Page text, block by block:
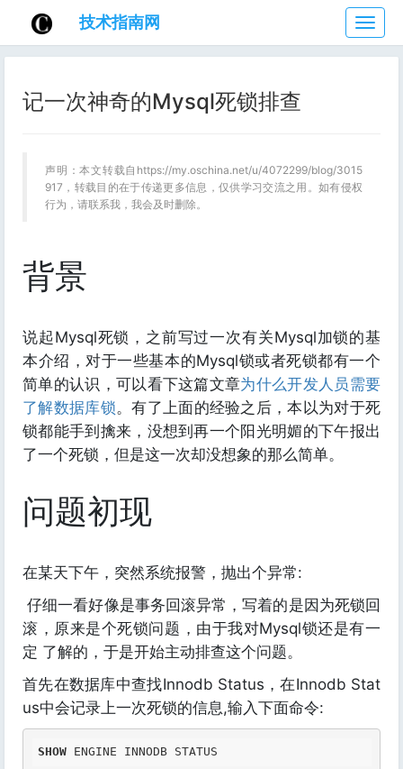
技
术
指
技术指南网
记一次神奇的Mysql死锁排查
声明：本文转载自https://my.oschina.net/u/4072299/blog/3015
917，转载目的在于传递更多信息，仅供学习交流之用。如有侵权
行为，请联系我，我会及时删除。
背景
说起Mysql死锁，之前写过一次有关Mysql加锁的基
本介绍，对于一些基本的Mysql锁或者死锁都有一个
简单的认识，可以看下这篇文章为什么开发人员需要
了解数据库锁。有了上面的经验之后，本以为对于死
锁都能手到擒来，没想到再一个阳光明媚的下午报出
了一个死锁，但是这一次却没想象的那么简单。
问题初现
在某天下午，突然系统报警，抛出个异常:
仔细一看好像是事务回滚异常，写着的是因为死锁回
滚，原来是个死锁问题，由于我对Mysql锁还是有一
定 了解的，于是开始主动排查这个问题。
首先在数据库中查找Innodb Status，在Innodb Stat
us中会记录上一次死锁的信息,输入下面命令:
SHOW